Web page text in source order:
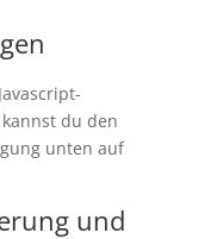
du den
unten auf
und